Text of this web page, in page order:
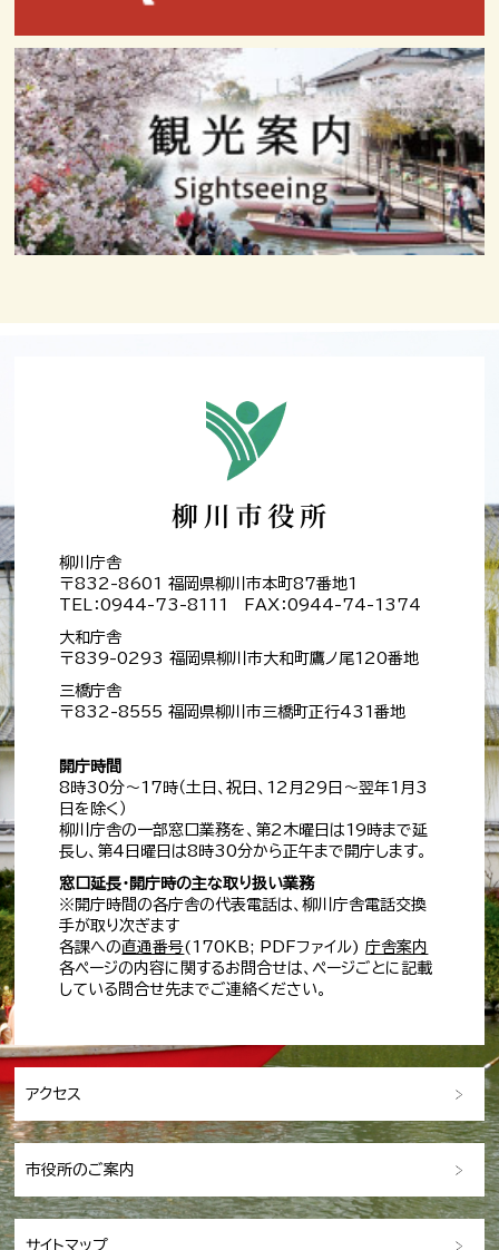
柳川庁舎
〒832-8601 福岡県柳川市本町87番地1
TEL：0944-73-8111 FAX：0944-74-1374
大和庁舎
〒839-0293 福岡県柳川市大和町鷹ノ尾120番地
三橋庁舎
〒832-8555 福岡県柳川市三橋町正行431番地
開庁時間
8時30分～17時（土日、祝日、12月29日～翌年1月3
日を除く）
柳川庁舎の一部窓口業務を、第2木曜日は19時まで延
長し、第4日曜日は8時30分から正午まで開庁します。
窓口延長・開庁時の主な取り扱い業務
※開庁時間の各庁舎の代表電話は、柳川庁舎電話交換
手が取り次ぎます
各課への直通番号(170KB; PDFファイル)庁舎案内
各ページの内容に関するお問合せは、ページごとに記載
している問合せ先までご連絡ください。
アクセス
市役所のご案内
サイトマップ